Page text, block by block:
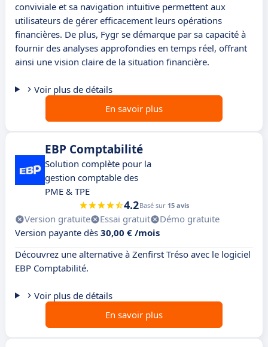
conviviale et sa navigation intuitive permettent aux
utilisateurs de gérer efficacement leurs opérations
financières. De plus, Fygr se démarque par sa capacité à
fournir des analyses approfondies en temps réel, offrant
ainsi une vision claire de la situation financière.
Voir plus de détails
En savoir plus
EBP Comptabilité
Solution complète pour la
gestion comptable des
PME & TPE
4.2Basé sur 15 avis
Version gratuite Essai gratuit
Démo gratuite
Version payante dès 30,00 € /mois
Découvrez une alternative à Zenfirst Tréso avec le logiciel
EBP Comptabilité.
Voir plus de détails
En savoir plus